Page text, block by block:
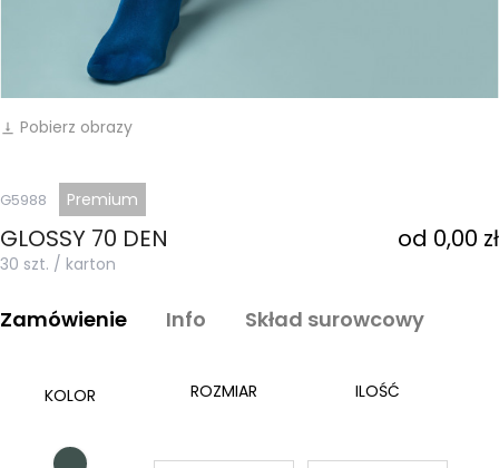
vertical_align_bottom Pobierz obrazy
G5988 Premium
GLOSSY 70 DEN od 0,00 zł
30 szt. / karton
Zamówienie Info Skład surowcowy
KOLOR ROZMIAR ILOŚĆ